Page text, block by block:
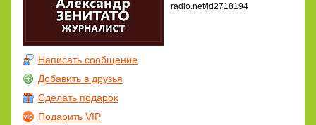
Написать сообщение
Добавить в друзья
Сделать подарок
Подарить VIP
radio.net/id2718194